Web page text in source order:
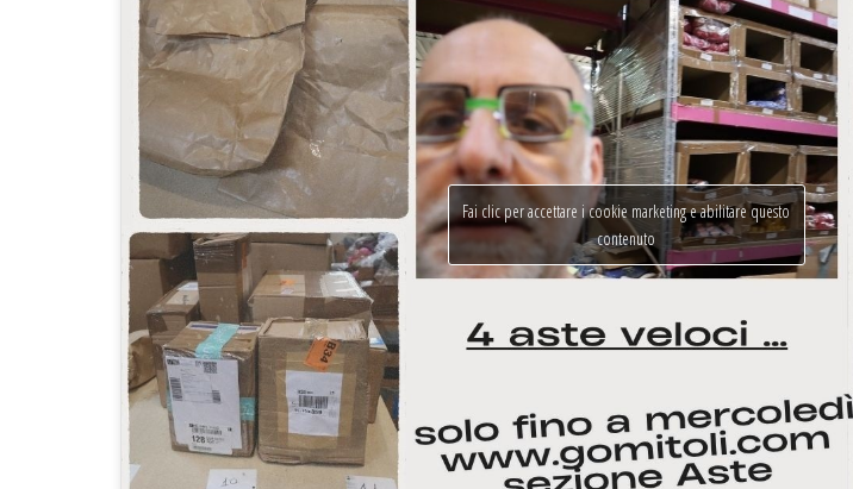
Fai clic per accettare i cookie marketing e abilitare questo
contenuto